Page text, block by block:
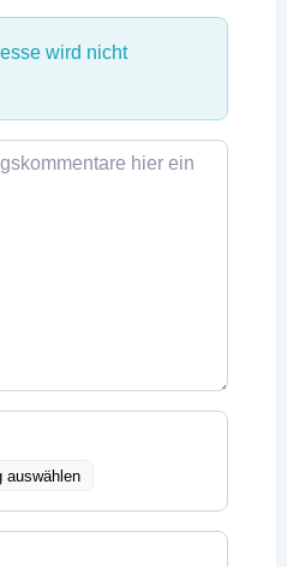
wird nicht
auswählen